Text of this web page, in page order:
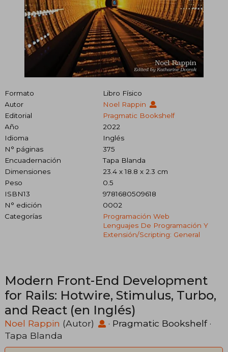
Formato
Libro Físico
Autor
Noel Rappin
Editorial
Pragmatic Bookshelf
Año
2022
Idioma
Inglés
N° páginas
375
Encuadernación
Tapa Blanda
Dimensiones
23.4 x 18.8 x 2.3 cm
Peso
0.5
ISBN13
9781680509618
N° edición
0002
Categorías
Programación Web
Lenguajes De Programación Y
Extensión/scripting: General
Modern Front-End Development
for Rails: Hotwire, Stimulus, Turbo,
and React (en Inglés)
Noel Rappin (Autor) · Pragmatic Bookshelf·
Tapa Blanda